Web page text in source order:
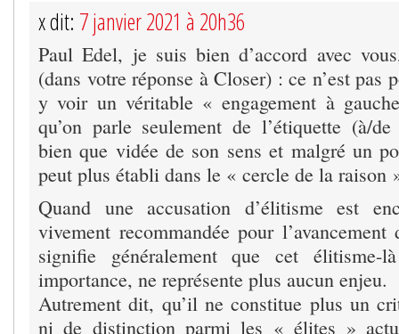
x dit: 7 janvier 2021 à 20h36
Paul Edel, je suis bien d’accord avec
(dans votre réponse à Closer) : ce n’est pas
y voir un véritable « engagement à
qu’on parle seulement de l’étiquette (à/
bien que vidée de son sens et malgré un
peut plus établi dans le « cercle de la raison
Quand une accusation d’élitisme est
vivement recommandée pour
signifie généralement que cet élitisme-
importance, ne représente plus aucun enjeu.
Autrement dit, qu’il ne constitue plus un
ni de distinction parmi les « élites »